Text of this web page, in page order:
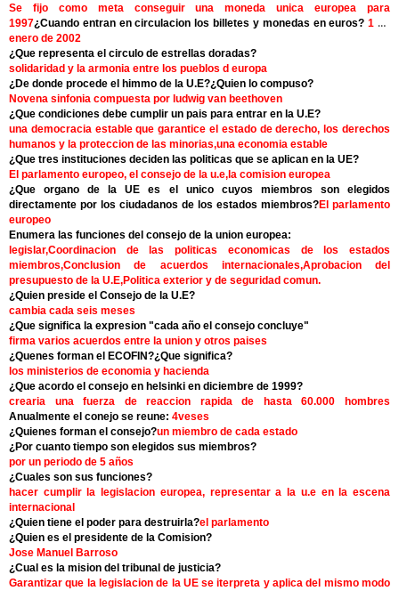
Se fijo como meta conseguir una moneda unica europea para
1997¿Cuando entran en circulacion los billetes y monedas en euros? 1 de
enero de 2002
¿Que representa el circulo de estrellas doradas?
solidaridad y la armonia entre los pueblos d europa
¿De donde procede el himmo de la U.E?¿Quien lo compuso?
Novena sinfonia compuesta por ludwig van beethoven
¿Que condiciones debe cumplir un pais para entrar en la U.E?
una democracia estable que garantice el estado de derecho, los derechos
humanos y la proteccion de las minorias,una economia estable
¿Que tres instituciones deciden las politicas que se aplican en la UE?
El parlamento europeo, el consejo de la u.e,la comision europea
¿Que organo de la UE es el unico cuyos miembros son elegidos
directamente por los ciudadanos de los estados miembros?El parlamento
europeo
Enumera las funciones del consejo de la union europea:
legislar,Coordinacion de las politicas economicas de los estados
miembros,Conclusion de acuerdos internacionales,Aprobacion del
presupuesto de la U.E,Politica exterior y de seguridad comun.
¿Quien preside el Consejo de la U.E?
cambia cada seis meses
¿Que significa la expresion "cada año el consejo concluye"
firma varios acuerdos entre la union y otros paises
¿Quenes forman el ECOFIN?¿Que significa?
los ministerios de economia y hacienda
¿Que acordo el consejo en helsinki en diciembre de 1999?
crearia una fuerza de reaccion rapida de hasta 60.000 hombres
Anualmente el conejo se reune: 4veses
¿Quienes forman el consejo?un miembro de cada estado
¿Por cuanto tiempo son elegidos sus miembros?
por un periodo de 5 años
¿Cuales son sus funciones?
hacer cumplir la legislacion europea, representar a la u.e en la escena
internacional
¿Quien tiene el poder para destruirla?el parlamento
¿Quien es el presidente de la Comision?
Jose Manuel Barroso
¿Cual es la mision del tribunal de justicia?
Garantizar que la legislacion de la UE se iterpreta y aplica del mismo modo